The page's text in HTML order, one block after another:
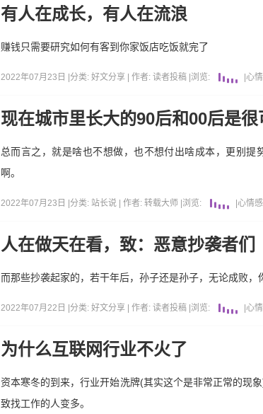
有人在成长，有人在流浪
赚钱只需要研究如何有客到你家饭店吃饭就完了
2022年07月23日 | 分类: 好文分享 | 作者: 读者投稿 浏览: 心
现在城市里长大的90后和00后是很
总而言之，就是啥也不想做，也不想付出啥成本，更别
啊。
2022年07月23日 | 分类: 站长说 | 作者: 转载大师 浏览: 心情
人在做天在看，致：恶意抄袭者们
而那些抄袭起家的，若干年后，孙子还是孙子，无论成败
2022年07月22日 | 分类: 好文分享 | 作者: 读者投稿 浏览: 心
为什么互联网行业不火了
资本寒冬的到来，行业开始洗牌(其实这个是非常正常的现
致找工作的人变多。